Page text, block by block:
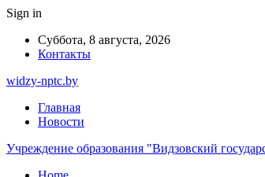
Sign in
Суббота, 8 августа, 2026
Контакты
widzy-nptc.by
Главная
Новости
Учреждение образования "Видзовский